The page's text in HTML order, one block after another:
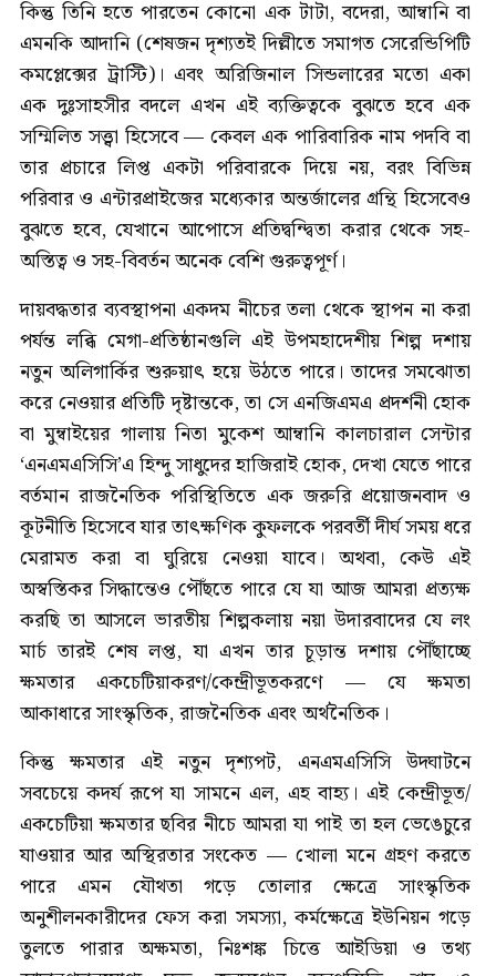
কিন্তু তিনি হতে পারতেন কোনো এক টাটা, বদেরা, আম্বানি বা
এমনকি আদানি (শেষজন দৃশ্যতই দিল্লীতে সমাগত সেরেন্ডিপিটি
কমপ্লেক্সের ট্রাস্টি)। এবং অরিজিনাল সিন্ডলারের মতো একা
এক দুঃসাহসীর বদলে এখন এই ব্যক্তিত্বকে বুঝতে হবে এক
সম্মিলিত সত্ত্বা হিসেবে — কেবল এক পারিবারিক নাম পদবি বা
তার প্রচারে লিপ্ত একটা পরিবারকে দিয়ে নয়, বরং বিভিন্ন
পরিবার ও এন্টারপ্রাইজের মধ্যেকার অন্তর্জালের গ্রন্থি হিসেবেও
বুঝতে হবে, যেখানে আপোসে প্রতিদ্বন্দ্বিতা করার থেকে সহ-
অস্তিত্ব ও সহ-বিবর্তন অনেক বেশি গুরুত্বপূর্ণ।
দায়বদ্ধতার ব্যবস্থাপনা একদম নীচের তলা থেকে স্থাপন না করা
পর্যন্ত লব্ধি মেগা-প্রতিষ্ঠানগুলি এই উপমহাদেশীয় শিল্প দশায়
নতুন অলিগার্কির শুরুয়াৎ হয়ে উঠতে পারে। তাদের সমঝোতা
করে নেওয়ার প্রতিটি দৃষ্টান্তকে, তা সে এনজিএমএ প্রদর্শনী হোক
বা মুম্বাইয়ের গালায় নিতা মুকেশ আম্বানি কালচারাল সেন্টার
‘এনএমএসিসি’এ হিন্দু সাধুদের হাজিরাই হোক, দেখা যেতে পারে
বর্তমান রাজনৈতিক পরিস্থিতিতে এক জরুরি প্রয়োজনবাদ ও
কূটনীতি হিসেবে যার তাৎক্ষণিক কুফলকে পরবর্তী দীর্ঘ সময় ধরে
মেরামত করা বা ঘুরিয়ে নেওয়া যাবে। অথবা, কেউ এই
অস্বস্তিকর সিদ্ধান্তেও পৌঁছতে পারে যে যা আজ আমরা প্রত্যক্ষ
করছি তা আসলে ভারতীয় শিল্পকলায় নয়া উদারবাদের যে লং
মার্চ তারই শেষ লপ্ত, যা এখন তার চূড়ান্ত দশায় পৌঁছাচ্ছে
ক্ষমতার একচেটিয়াকরণ/কেন্দ্রীভূতকরণে — যে ক্ষমতা
আকাধারে সাংস্কৃতিক, রাজনৈতিক এবং অর্থনৈতিক।
কিন্তু ক্ষমতার এই নতুন দৃশ্যপট, এনএমএসিসি উদ্ঘাটনে
সবচেয়ে কদর্য রূপে যা সামনে এল, এহ বাহ‍্য। এই কেন্দ্রীভূত/
একচেটিয়া ক্ষমতার ছবির নীচে আমরা যা পাই তা হল ভেঙেচুরে
যাওয়ার আর অস্থিরতার সংকেত — খোলা মনে গ্রহণ করতে
পারে এমন যৌথতা গড়ে তোলার ক্ষেত্রে সাংস্কৃতিক
অনুশীলনকারীদের ফেস করা সমস‍্যা, কর্মক্ষেত্রে ইউনিয়ন গড়ে
তুলতে পারার অক্ষমতা, নিঃশঙ্ক চিত্তে আইডিয়া ও তথ্য